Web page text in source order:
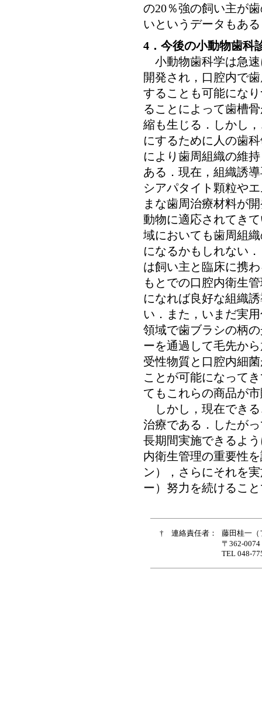
の20％強の飼い主が
いというデータもあ
4．今後の小動物歯科
小動物歯科学は急速
開発され，口腔内で
することも可能にな
ることによって歯槽
縮も生じる．しかし
にするために人の歯
により歯周組織の維
ある．現在，組織誘
シアパタイト顆粒や
まな歯周治療材料が
動物に適応されてき
域においても歯周組
になるかもしれない
は飼い主と臨床に携
もとでの口腔内衛生
になれば良好な組織
い．また，いまだ実
領域で歯ブラシの柄
ーを通過して毛先か
受性物質と口腔内細
ことが可能になって
てもこれらの商品が
しかし，現在できる
治療である．したが
長期間実施できるよ
内衛生管理の重要性
ン），さらにそれを
ー）努力を続けるこ
† 連絡責任者：
藤田桂一（
〒362-
TEL 048-